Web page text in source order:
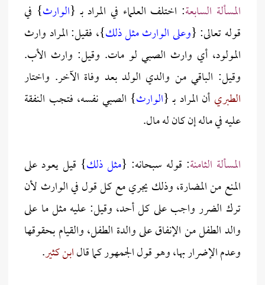
المسألة السابعة: اختلف العلماء في المراد بـ {الوارث} في
قوله تعالى: {وعلى الوارث مثل ذلك}، فقيل: المراد وارث
المولود، أي وارث الصبي لو مات. وقيل: وارث الأب.
وقيل: الباقي من والدي الولد بعد وفاة الآخر. واختار
الطبري أن المراد بـ {الوارث} الصبي نفسه، فتجب النفقة
عليه في ماله إن كان له مال.
المسألة الثامنة: قوله سبحانه: {مثل ذلك} قيل يعود على
المنع من المضارة، وذلك يجري مع كل قول في الوارث لأن
ترك الضرر واجب على كل أحد، وقيل: عليه مثل ما على
والد الطفل من الإنفاق على والدة الطفل، والقيام بحقوقها
وعدم الإضرار بها، وهو قول الجمهور كما قالابن كثير.